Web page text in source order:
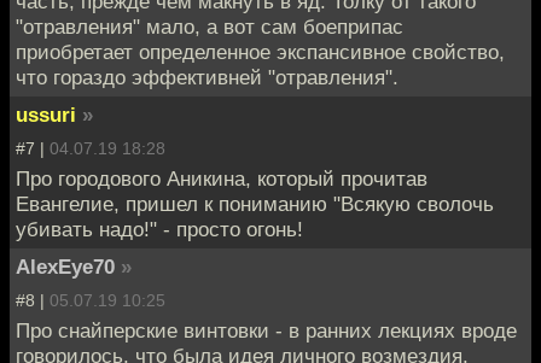
"отравления" мало, а вот сам боеприпас
приобретает определенное экспансивное свойство,
что гораздо эффективней "отравления".
ussuri »
#7 | 04.07.19 18:28
Про городового Аникина, который прочитав
Евангелие, пришел к пониманию "Всякую сволочь
убивать надо!" - просто огонь!
AlexEye70 »
#8 | 05.07.19 10:25
Про снайперские винтовки - в ранних лекциях вроде
говорилось, что была идея личного возмездия.